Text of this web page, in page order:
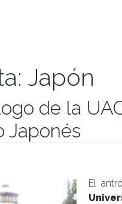
Japón
de la
Japonés
El